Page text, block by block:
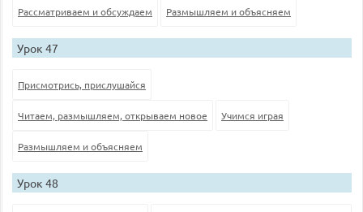
Рассматриваем и обсуждаем Размышляем и объясняем
Урок 47
Присмотрись, прислушайся
Читаем, размышляем, открываем новое Учимся играя
Размышляем и объясняем
Урок 48